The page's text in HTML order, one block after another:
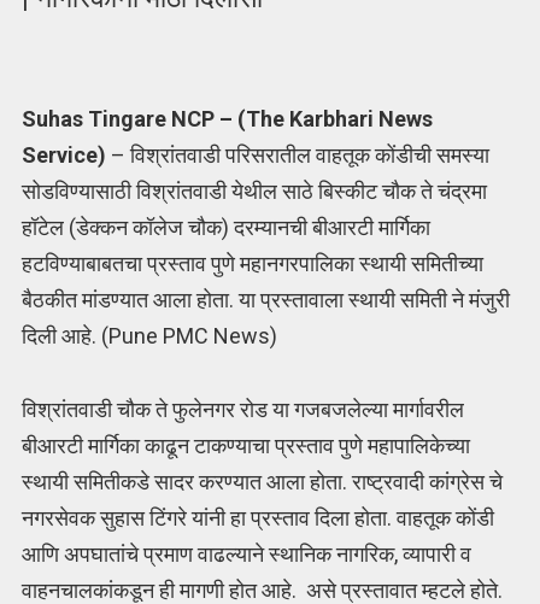
Suhas Tingare NCP – (The Karbhari News
Service) – विश्रांतवाडी परिसरातील वाहतूक कोंडीची समस्या
सोडविण्यासाठी विश्रांतवाडी येथील साठे बिस्कीट चौक ते चंद्रमा
हॉटेल (डेक्कन कॉलेज चौक) दरम्यानची बीआरटी मार्गिका
हटविण्याबाबतचा प्रस्ताव पुणे महानगरपालिका स्थायी समितीच्या
बैठकीत मांडण्यात आला होता. या प्रस्तावाला स्थायी समिती ने मंजुरी
दिली आहे. (Pune PMC News)
विश्रांतवाडी चौक ते फुलेनगर रोड या गजबजलेल्या मार्गावरील
बीआरटी मार्गिका काढून टाकण्याचा प्रस्ताव पुणे महापालिकेच्या
स्थायी समितीकडे सादर करण्यात आला होता. राष्ट्रवादी कांग्रेस चे
नगरसेवक सुहास टिंगरे यांनी हा प्रस्ताव दिला होता. वाहतूक कोंडी
आणि अपघातांचे प्रमाण वाढल्याने स्थानिक नागरिक, व्यापारी व
वाहनचालकांकडून ही मागणी होत आहे. असे प्रस्तावात म्हटले होते.